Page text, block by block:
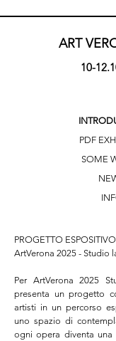
ART
10-
PDF
SOME
PROGETTO ESPOSITIVO
ArtVerona 2025 - Studio
Per ArtVerona 2025
presenta un progetto
artisti in un percorso
uno spazio di
ogni opera diventa